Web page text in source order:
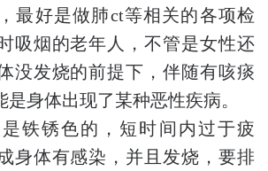
最好是做肺ct等相关的各项检
吸烟的老年人，不管是女性还
没发烧的前提下，伴随有咳痰
身体出现了某种恶性疾病。
铁锈色的，短时间内过于疲
身体有感染，并且发烧，要排